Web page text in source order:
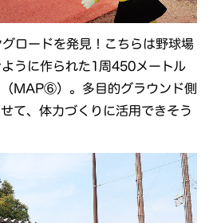
ロードを発見！こちらは野球場
うに作られた1周450メートル
MAP⑥）。多目的グラウンド側
て、体力づくりに活用できそう